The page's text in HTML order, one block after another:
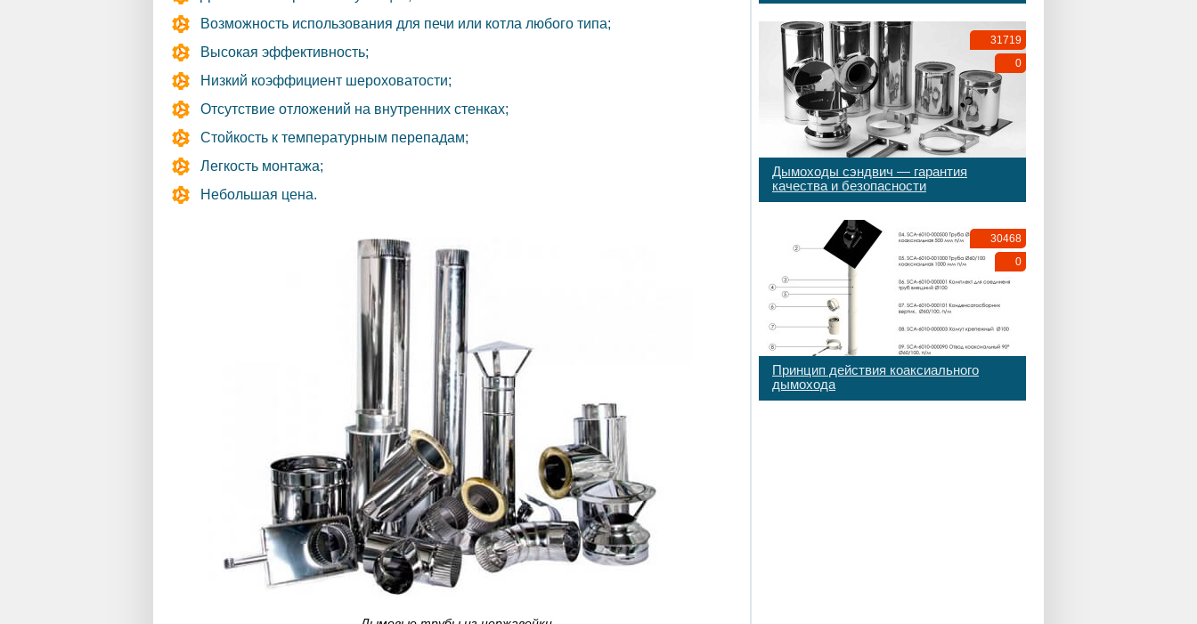
Возможность использования для печи или котла любого типа;
Высокая эффективность;
Низкий коэффициент шероховатости;
Отсутствие отложений на внутренних стенках;
Стойкость к температурным перепадам;
Легкость монтажа;
Небольшая цена.
31719
0
Дымоходы сэндвич — гарантия
качества и безопасности
30468
0
Принцип действия коаксиального
дымохода